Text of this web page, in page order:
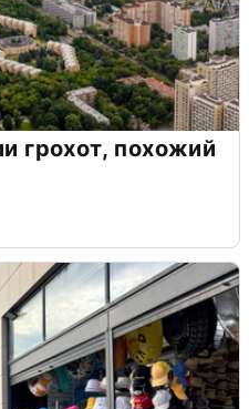
грохот, похожий